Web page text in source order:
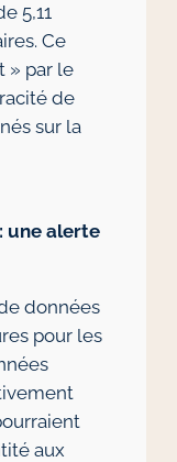
5,11
Ce
» par le
de
sur la
une alerte
données
pour les
aux